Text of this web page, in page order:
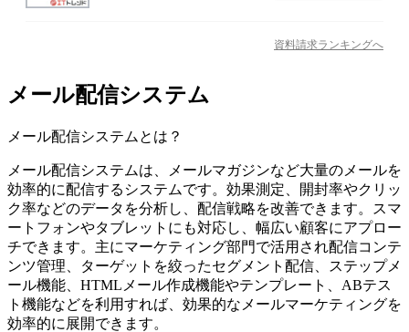
資料請求ランキングへ
メール配信システム
メール配信システム とは？
メール配信システムは、メールマガジンなど大量のメールを
効率的に配信するシステムです。効果測定、開封率やクリッ
ク率などのデータを分析し、配信戦略を改善できます。スマ
ートフォンやタブレットにも対応し、幅広い顧客にアプロー
チできます。主にマーケティング部門で活用され配信コンテ
ンツ管理、ターゲットを絞ったセグメント配信、ステップメ
ール機能、HTMLメール作成機能やテンプレート、ABテス
ト機能などを利用すれば、効果的なメールマーケティングを
効率的に展開できます。